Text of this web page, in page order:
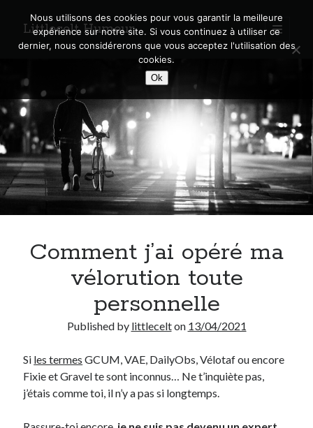
Littlecelt Humeur
open
primary
menu
Sidebar
Search
Derniers articles
Municipales 2026 : Lyon, Métropole et Caluire, mon choix pour l’avenir
Quel Lyonnais es-tu, Renaud Ducher ?
A quand une véritable place pour le vélo à Caluire dans la Métropole de
Entretien ménagerdansT’as vu quoi ? #52
JFdansC’était pas mieux avant… à Lyon
AnthonydansComment j’ai opéré ma vélorution toute personnelle
Comment j’ai opéré ma
vélorution toute
personnelle
Published by littlecelton 13/04/2021
Si les termes GCUM, VAE, DailyObs, Vélotaf ou encore
Fixie et Gravel te sont inconnus… Ne t’inquiète pas,
j’étais comme toi, il n’y a pas si longtemps.
Nous utilisons des cookies pour vous garantir la meilleure
expérience sur notre site. Si vous continuez à utiliser ce
dernier, nous considérerons que vous acceptez l'utilisation des
cookies.
Ok